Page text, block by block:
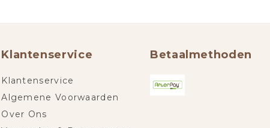
Klantenservice
Klantenservice
Algemene Voorwaarden
Over Ons
Betaalmethoden